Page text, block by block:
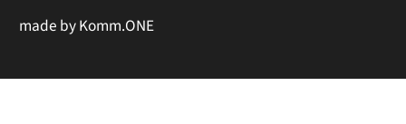
made byKomm.ONE